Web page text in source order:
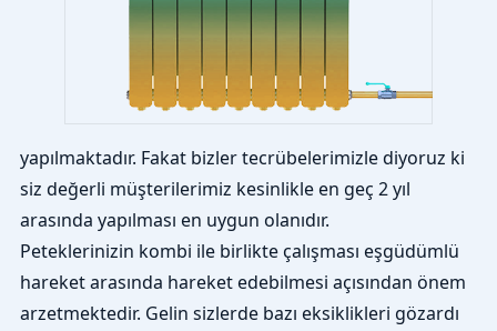
yapılmaktadır. Fakat bizler tecrübelerimizle diyoruz ki
siz değerli müşterilerimiz kesinlikle en geç 2 yıl
arasında yapılması en uygun olanıdır.
Peteklerinizin kombi ile birlikte çalışması eşgüdümlü
hareket arasında hareket edebilmesi açısından önem
arzetmektedir. Gelin sizlerde bazı eksiklikleri gözardı